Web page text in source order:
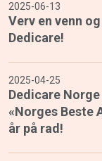
2025-06-13
Verv en venn
Dedicare!
2025-04-25
Dedicare
«Norges Beste
år på rad!